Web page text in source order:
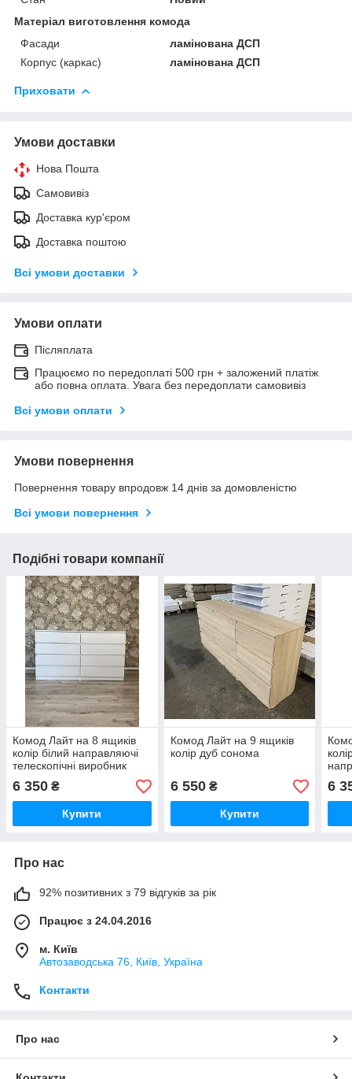
Матеріал виготовлення комода
Фасади
ламінована ДСП
Корпус (каркас)
ламінована ДСП
Приховати
Умови доставки
Нова Пошта
Самовивіз
Доставка кур'єром
Доставка поштою
Всі умови доставки
Умови оплати
Післяплата
Працюємо по передоплаті 500 грн + заложений платіж
або повна оплата. Увага без передоплати самовивіз
Всі умови оплати
Умови повернення
Повернення товару впродовж 14 днів за домовленістю
Всі умови повернення
Подібні товари компанії
Комод Лайт на 8 ящиків
колір білий направляючі
телескопічні виробник
асмеблі
6 350 ₴
Купити
Комод Лайт на 9 ящиків
колір дуб сонома
6 550₴
Купити
6
Про нас
92% позитивних з 79 відгуків за рік
Працює з 24.04.2016
м. Київ
Автозаводська 76, Київ, Україна
Контакти
Про нас